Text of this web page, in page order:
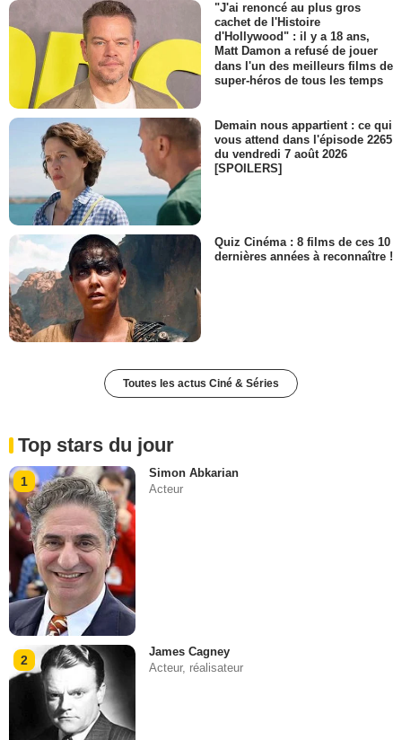
"J'ai renoncé au plus gros
cachet de l'Histoire
d'Hollywood" : il y a 18 ans,
Matt Damon a refusé de jouer
dans l'un des meilleurs films de
super-héros de tous les temps
Demain nous appartient : ce qui
vous attend dans l'épisode 2265
du vendredi 7 août 2026
[SPOILERS]
Quiz Cinéma : 8 films de ces 10
dernières années à reconnaître !
Toutes les actus Ciné & Séries
Top stars du jour
1
Simon Abkarian
Acteur
2
James Cagney
Acteur, réalisateur